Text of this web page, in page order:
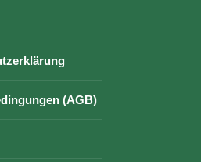
(AGB)